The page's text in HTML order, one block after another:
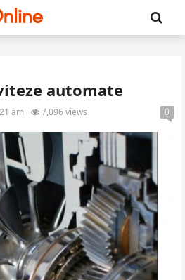
automate
am 7,096 views 0